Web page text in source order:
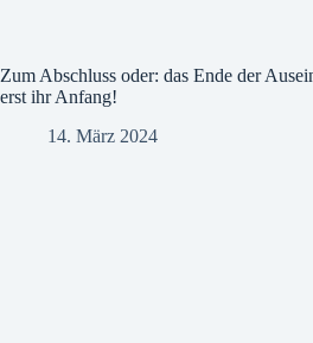
Zum Abschluss oder: das Ende der
erst ihr Anfang!
14. März 2024